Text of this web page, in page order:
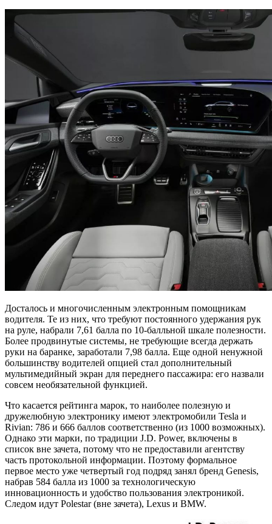
Досталось и многочисленным электронным помощникам
водителя. Те из них, что требуют постоянного удержания рук
на руле, набрали 7,61 балла по 10-балльной шкале полезности.
Более продвинутые системы, не требующие всегда держать
руки на баранке, заработали 7,98 балла. Еще одной ненужной
большинству водителей опцией стал дополнительный
мультимедийный экран для переднего пассажира: его назвали
совсем необязательной функцией.
Что касается рейтинга марок, то наиболее полезную и
дружелюбную электронику имеют электромобили Tesla и
Rivian: 786 и 666 баллов соответственно (из 1000 возможных).
Однако эти марки, по традиции J.D. Power, включены в
список вне зачета, потому что не предоставили агентству
часть протокольной информации. Поэтому формальное
первое место уже четвертый год подряд занял бренд Genesis,
набрав 584 балла из 1000 за технологическую
инновационность и удобство пользования электроникой.
Следом идут Polestar (вне зачета), Lexus и BMW.